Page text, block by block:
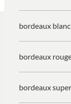
bordeaux blanc
bordeaux
bordeaux